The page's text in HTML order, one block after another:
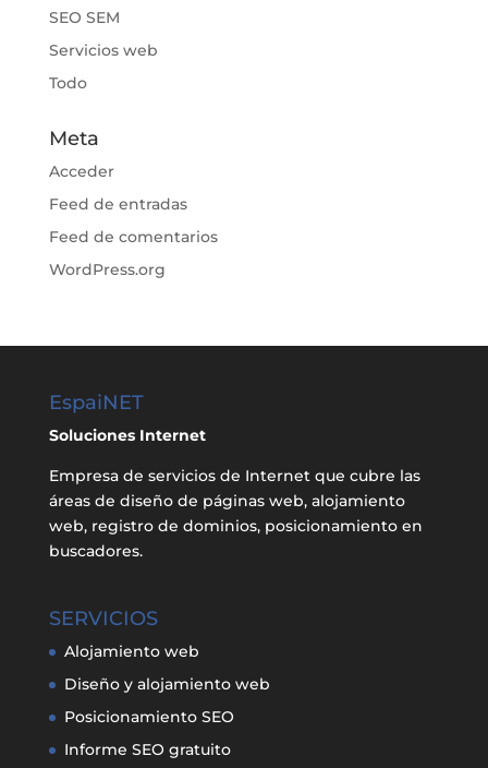
SEO SEM
Servicios web
Todo
Meta
Acceder
Feed de entradas
Feed de comentarios
WordPress.org
EspaiNET
Soluciones Internet
Empresa de servicios de Internet que cubre las
áreas de diseño de páginas web, alojamiento
web, registro de dominios, posicionamiento en
buscadores.
SERVICIOS
Alojamiento web
Diseño y alojamiento web
Posicionamiento SEO
Informe SEO gratuito